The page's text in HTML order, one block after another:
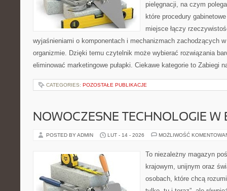
pielęgnacji, na czym
które procedury
miejsce łączy
wyjaśnieniami o komponentach i mechanizmach zachodzących
organizmie. Dzięki temu czytelnik może wybierać rozwiązania
eliminować marketingowe pułapki. Ciekawe kategorie to Zabiegi
CATEGORIES: POZOSTAŁE PUBLIKACJE
NOWOCZESNE TECHNOLOGIE W
POSTED BY ADMIN LUT - 14 - 2026 MOŻLIWOŚĆ
To niezależny magazyn
krajowym, unijnym oraz
osobach, które chcą